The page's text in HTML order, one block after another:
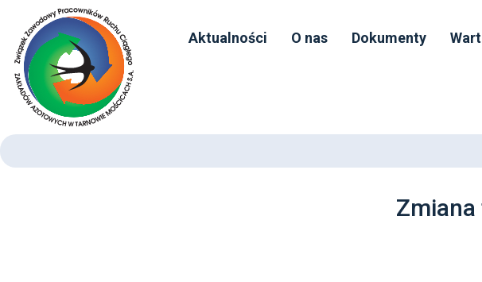
Aktualności O nas Dokumenty